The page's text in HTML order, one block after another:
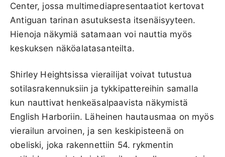
Center, jossa multimediapresentaatiot kertovat
Antiguan tarinan asutuksesta itsenäisyyteen.
Hienoja näkymiä satamaan voi nauttia myös
keskuksen näköalatasanteilta.
Shirley Heightsissa vierailijat voivat tutustua
sotilasrakennuksiin ja tykkipattereihin samalla
kun nauttivat henkeäsalpaavista näkymistä
English Harboriin. Läheinen hautausmaa on myös
vierailun arvoinen, ja sen keskipisteenä on
obeliski, joka rakennettiin 54. rykmentin